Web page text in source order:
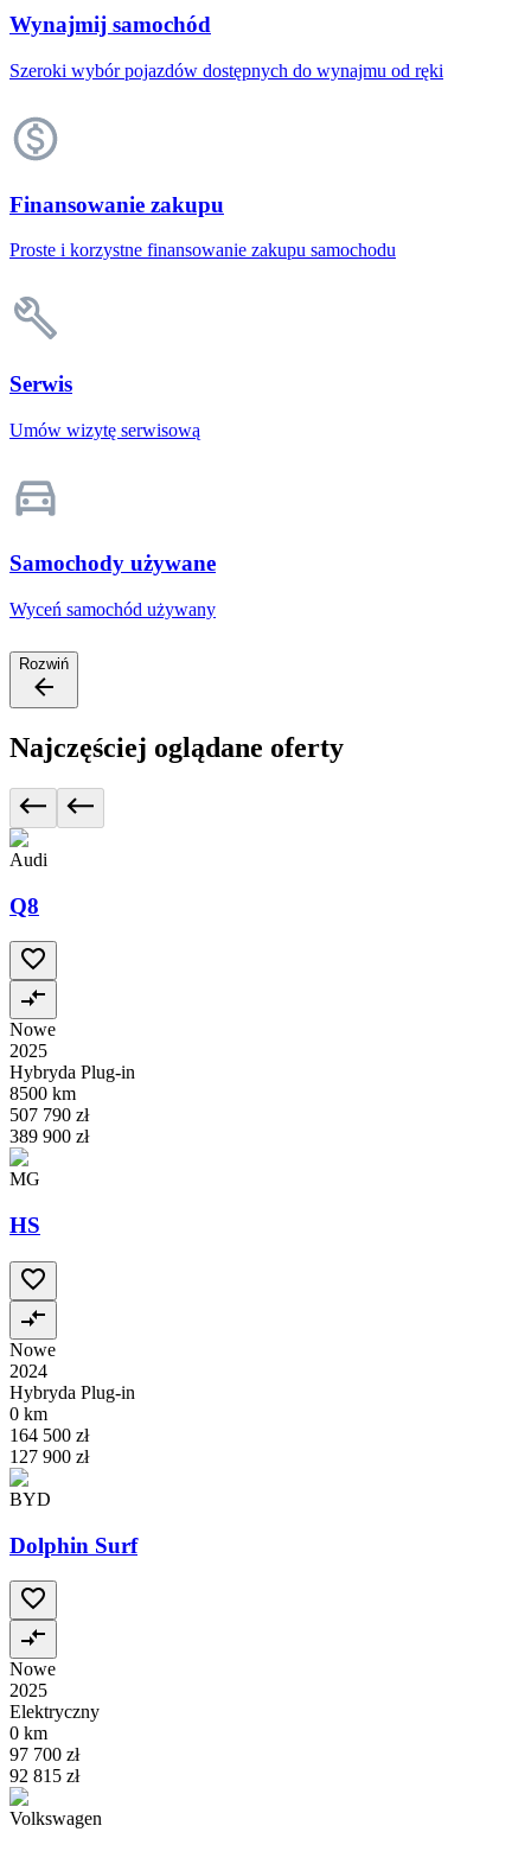
Wynajmij samochód
Szeroki wybór pojazdów dostępnych do wynajmu od ręki
Finansowanie zakupu
Proste i korzystne finansowanie zakupu samochodu
Serwis
Umów wizytę serwisową
Samochody używane
Wyceń samochód używany
Rozwiń
Najczęściej oglądane oferty
Audi
Q8
Nowe
2025
Hybryda Plug-in
8500 km
507 790 zł
389 900 zł
MG
HS
Nowe
2024
Hybryda Plug-in
0 km
164 500 zł
127 900 zł
BYD
Dolphin Surf
Nowe
2025
Elektryczny
0 km
97 700 zł
92 815 zł
Volkswagen